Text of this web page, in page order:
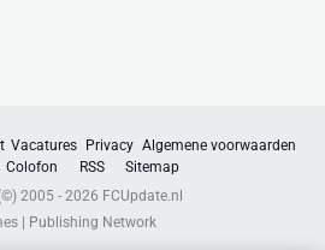
Vacatures Privacy Algemene voorwaarden
Colofon RSS
Sitemap
2005 - 2026 FCUpdate.nl
| Publishing Network